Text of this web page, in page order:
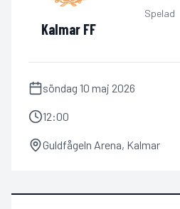
Kalmar FF
Spelad
söndag 10 maj 2026
12:00
Guldfågeln Arena, Kalmar